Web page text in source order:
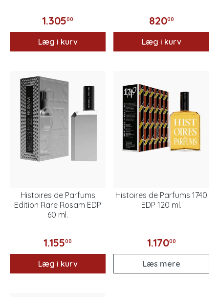
1.30500
Læg i kurv
82000
Læg i kurv
Histoires de Parfums
Edition Rare Rosam EDP
60 ml.
1.15500
Læg i kurv
Histoires de Parfums 1740
EDP 120 ml.
1.17000
Læs mere